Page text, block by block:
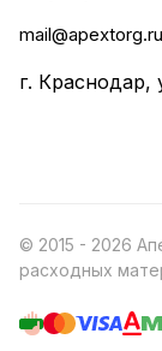
mail@apextorg.ru
г. Краснодар,
© 2015 - 2026
расходных